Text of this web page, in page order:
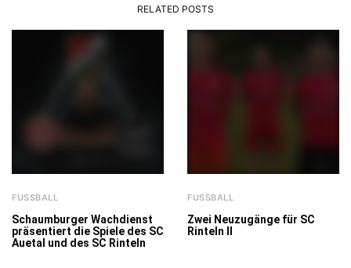
RELATED POSTS
FUSSBALL
Schaumburger Wachdienst
präsentiert die Spiele des SC
Auetal und des SC Rinteln
FUSSBALL
Zwei Neuzugänge für SC
Rinteln II